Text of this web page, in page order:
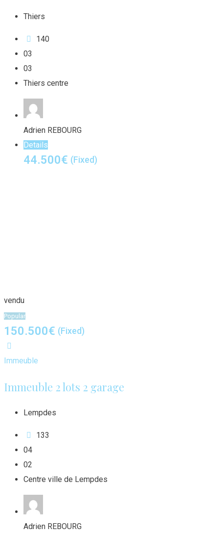
Thiers
140
03
03
Thiers centre
Adrien REBOURG
Details
44.500€ (Fixed)
vendu
Popular
150.500€ (Fixed)
Immeuble
Immeuble 2 lots 2 garage
Lempdes
133
04
02
Centre ville de Lempdes
Adrien REBOURG